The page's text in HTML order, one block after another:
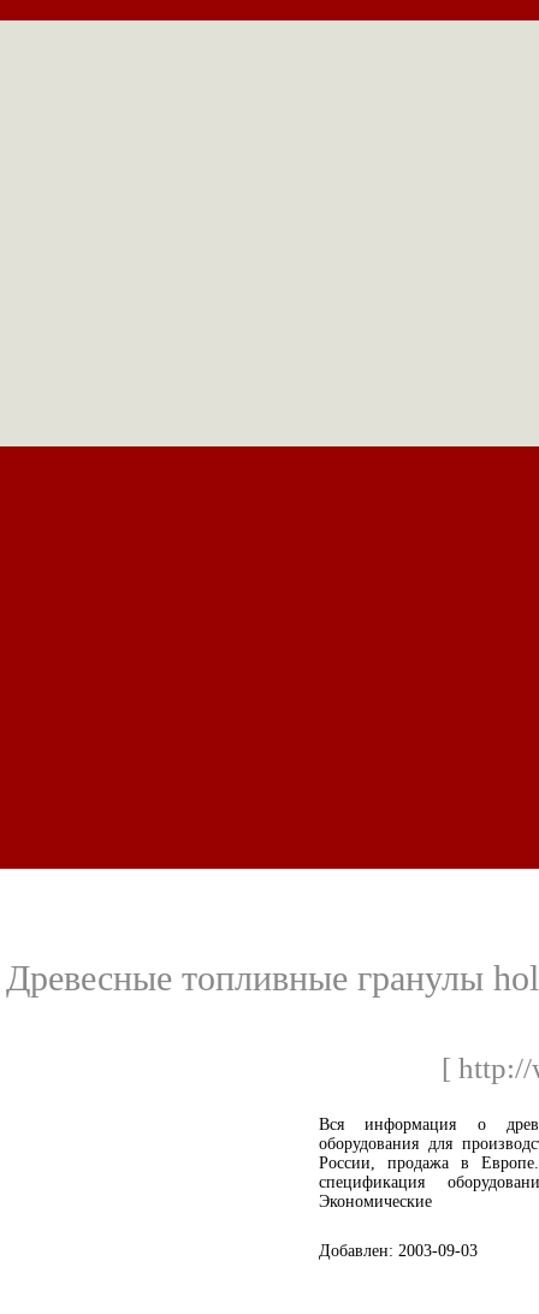
Древесные топливные гранулы
[ http://
Вся информация о
оборудования для
России, продажа в
спецификация
Экономические
Добавлен: 2003-09-03